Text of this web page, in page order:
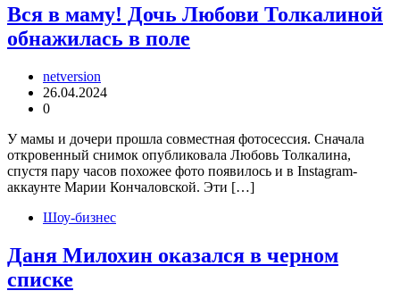
Вся в маму! Дочь Любови Толкалиной
обнажилась в поле
netversion
26.04.2024
0
У мамы и дочери прошла совместная фотосессия. Сначала
откровенный снимок опубликовала Любовь Толкалина,
спустя пару часов похожее фото появилось и в Instagram-
аккаунте Марии Кончаловской. Эти […]
Шоу-бизнес
Даня Милохин оказался в черном
списке